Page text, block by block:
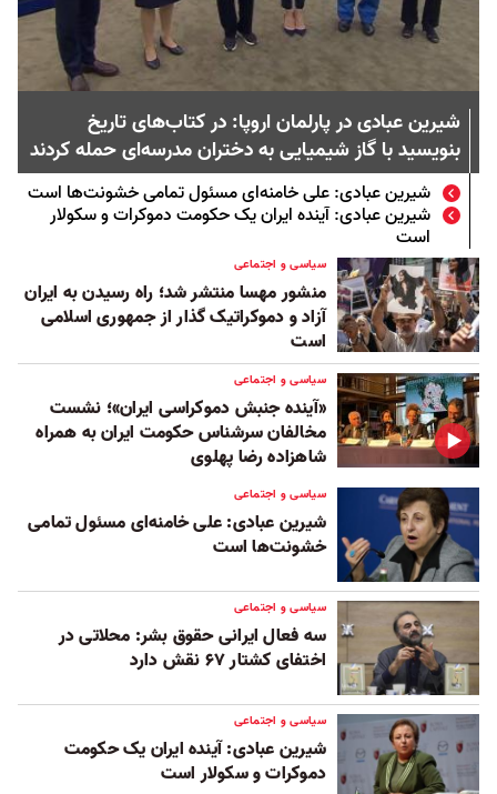
شیرین عبادی در پارلمان اروپا: در کتاب‌های تاریخ
بنویسید با گاز شیمیایی به دختران مدرسه‌ای حمله کردند
شیرین عبادی: علی خامنه‌ای مسئول تمامی خشونت‌ها است
شیرین عبادی: آینده ایران یک حکومت دموکرات و سکولار
است
سیاسی و اجتماعی
منشور مهسا منتشر شد؛ راه رسیدن به ایران
آزاد و دموکراتیک گذار از جمهوری اسلامی
است
سیاسی و اجتماعی
«آینده جنبش دموکراسی ایران»؛ ‌نشست
مخالفان سرشناس حکومت ایران به همراه
شاهزاده رضا پهلوی
سیاسی و اجتماعی
شیرین عبادی: علی خامنه‌ای مسئول تمامی
خشونت‌ها است
سیاسی و اجتماعی
سه فعال ایرانی حقوق بشر: محلاتی در
اختفای کشتار ۶۷ نقش دارد
سیاسی و اجتماعی
شیرین عبادی: آینده ایران یک حکومت
دموکرات و سکولار است